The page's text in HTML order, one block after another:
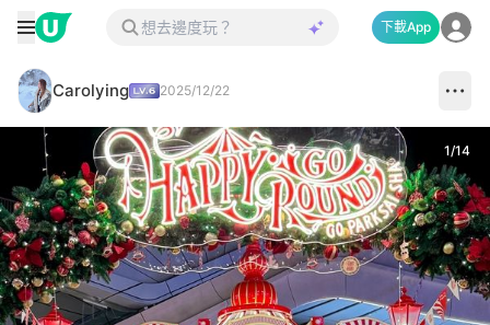
下載App
Carolying 2025/12/22
1/14